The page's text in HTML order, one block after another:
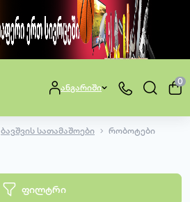
ანგარიში
0
ბავშვის სათამაშოები რობოტები
ფილტრი